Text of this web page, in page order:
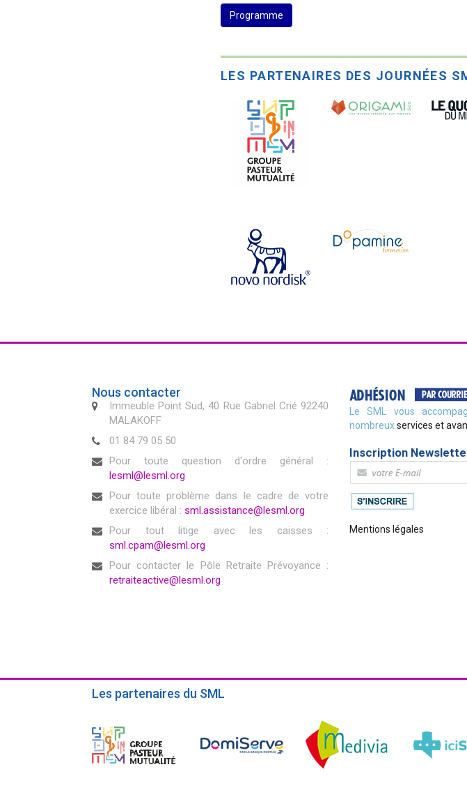
Programme
LES PARTENAIRES DES JOURNÉES
Nous contacter
Immeuble Point Sud, 40 Rue Gabriel Crié 92240
MALAKOFF
01 84 79 05 50
Pour toute question d'ordre général :
lesml@lesml.org
Pour toute problème dans le cadre de votre
exercice libéral : sml.assistance@lesml.org
Pour tout litige avec les caisses :
sml.cpam@lesml.org
Pour contacter le Pôle Retraite Prévoyance :
retraiteactive@lesml.org
Le SML vous
nombreuxservices et
Inscription
Mentions légales
Les partenaires du SML